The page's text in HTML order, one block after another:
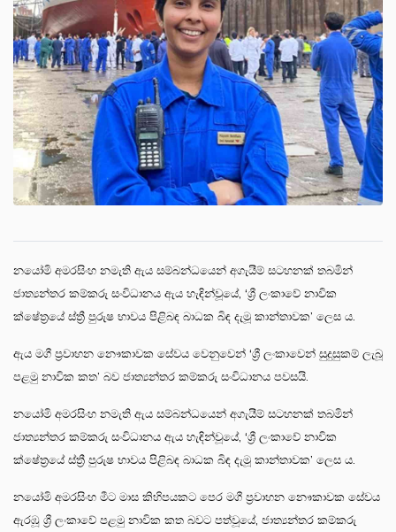
නයෝමි අමරසිංහ නමැති ඇය සම්බන්ධයෙන් අගැයීම් සටහනක් තබමින්
ජාත්‍යන්තර කම්කරු සංවිධානය ඇය හැඳින්වූයේ, ‘ශ්‍රී ලංකාවේ නාවික
ක්ෂේත්‍රයේ ස්ත්‍රී පුරුෂ භාවය පිළිබඳ බාධක බිඳ දැමූ කාන්තාවක’ ලෙස ය.
ඇය මගී ප්‍රවාහන නෞකාවක සේවය වෙනුවෙන් ‘ශ්‍රී ලංකාවෙන් සුදුසුකම් ලැබූ
පළමු නාවික කත’ බව ජාත්‍යන්තර කම්කරු සංවිධානය පවසයි.
නයෝමි අමරසිංහ නමැති ඇය සම්බන්ධයෙන් අගැයීම් සටහනක් තබමින්
ජාත්‍යන්තර කම්කරු සංවිධානය ඇය හැඳින්වූයේ, ‘ශ්‍රී ලංකාවේ නාවික
ක්ෂේත්‍රයේ ස්ත්‍රී පුරුෂ භාවය පිළිබඳ බාධක බිඳ දැමූ කාන්තාවක’ ලෙස ය.
නයෝමි අමරසිංහ මීට මාස කිහිපයකට පෙර මගී ප්‍රවාහන නෞකාවක සේවය
ඇරඹූ ශ්‍රී ලංකාවේ පළමු නාවික කත බවට පත්වූයේ, ජාත්‍යන්තර කම්කරු